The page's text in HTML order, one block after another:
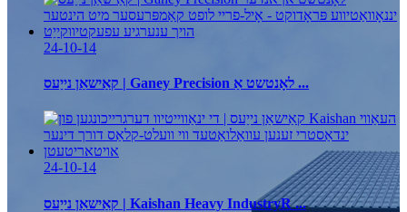
24-10-14
קאַישאַן נייַעס | Ganey Precision לאָנטשט אַ ...
24-10-14
קאַישאַן נייַעס | Kaishan Heavy IndustryR ...